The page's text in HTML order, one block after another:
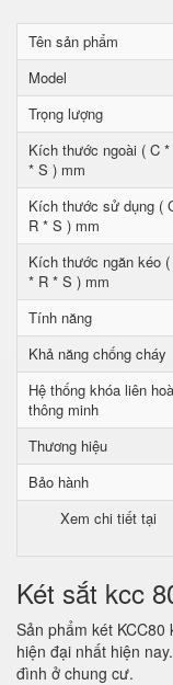
Tên sản phẩm
Model
Trọng lượng
Kích thước ngoài ( C *
* S ) mm
Kích thước sử dụng (
R * S ) mm
Kích thước ngăn kéo (
* R * S ) mm
Tính năng
Khả năng chống cháy
Hệ thống khóa liên
thông minh
Thương hiệu
Bảo hành
Xem chi tiết tại
Két sắt kcc
Sản phẩm két
hiện đại nhất hiện
đình ở chung cư.